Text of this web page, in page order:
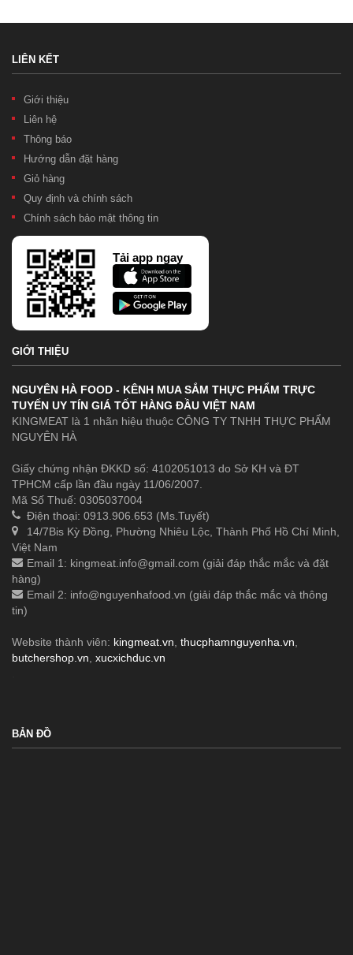
LIÊN KẾT
Giới thiệu
Liên hệ
Thông báo
Hướng dẫn đặt hàng
Giỏ hàng
Quy định và chính sách
Chính sách bảo mật thông tin
Tải app ngay
GIỚI THIỆU
NGUYÊN HÀ FOOD - KÊNH MUA SẮM THỰC PHẨM TRỰC
TUYẾN UY TÍN GIÁ TỐT HÀNG ĐẦU VIỆT NAM
KINGMEAT là 1 nhãn hiệu thuộc CÔNG TY TNHH THỰC PHẨM
NGUYÊN HÀ
Giấy chứng nhận ĐKKD số: 4102051013 do Sở KH và ĐT
TPHCM cấp lần đầu ngày 11/06/2007.
Mã Số Thuế: 0305037004
Điện thoại: 0913.906.653 (Ms.Tuyết)
14/7Bis Kỳ Đồng, Phường Nhiêu Lộc, Thành Phố Hồ Chí Minh,
Việt Nam
Email 1: kingmeat.info@gmail.com (giải đáp thắc mắc và đặt
hàng)
Email 2: info@nguyenhafood.vn (giải đáp thắc mắc và thông
tin)
Website thành viên: kingmeat.vn thucphamnguyenha.vn
butchershop.vn xucxichduc.vn
BẢN ĐỒ